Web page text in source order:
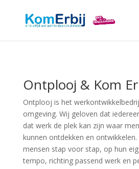
Ontplooj & Kom
Ontplooj is het
omgeving. Wij geloven dat
dat werk de plek kan zijn waar
kunnen ontdekken en ontwikkelen.
mensen stap voor stap, op hun
tempo, richting passend werk en